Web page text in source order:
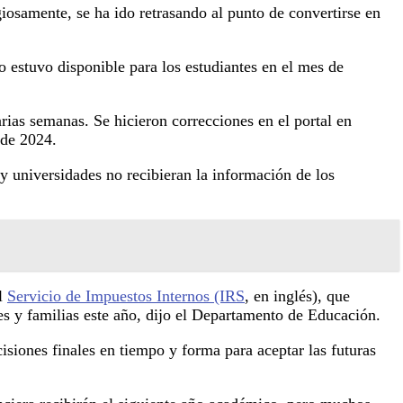
se ha ido retrasando al punto de convertirse en
disponible para los estudiantes en el mes de
semanas. Se hicieron correcciones en el portal en
2024.
universidades no recibieran la información de los
Servicio de Impuestos Internos (IRS, en inglés), que
y familias este año, dijo el Departamento de Educación.
finales en tiempo y forma para aceptar las futuras